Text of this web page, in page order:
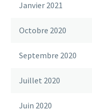
Janvier 2021
Octobre 2020
Septembre 2020
Juillet 2020
Juin 2020